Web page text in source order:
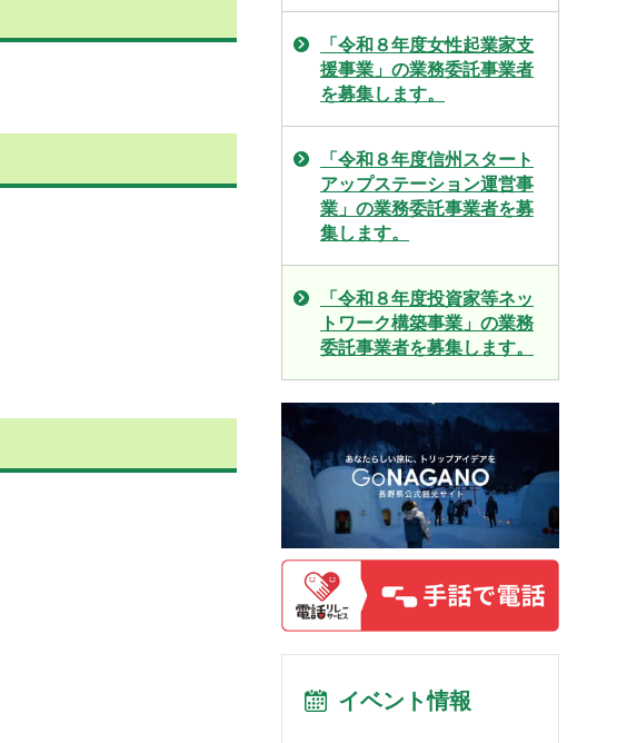
「令和８年度女性起業家支
援事業」の業務委託事業者
を募集します。
「令和８年度信州スタート
アップステーション運営事
業」の業務委託事業者を募
集します。
「令和８年度投資家等ネッ
トワーク構築事業」の業務
委託事業者を募集します。
イベント情報